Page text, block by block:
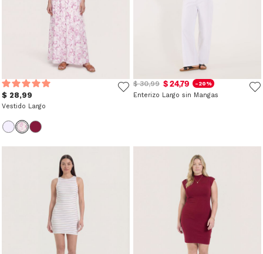
$ 28,99
Vestido Largo
$ 30,99 $ 24,79 -20%
Enterizo Largo sin Mangas